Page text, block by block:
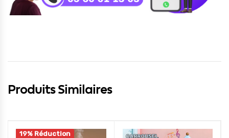
Produits Similaires
19% Réduction